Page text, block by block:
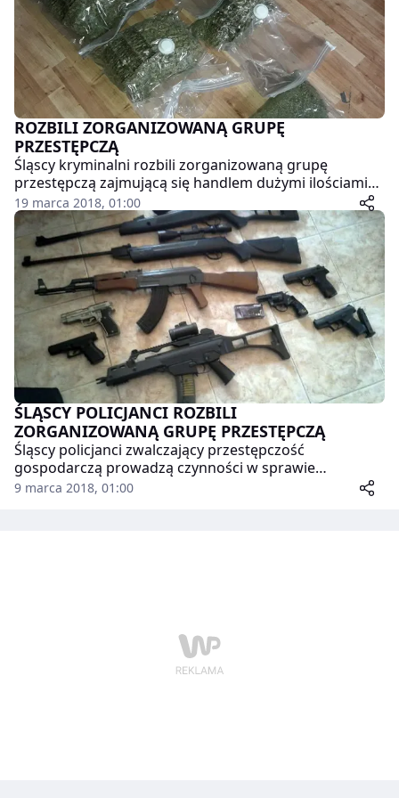
ROZBILI ZORGANIZOWANĄ GRUPĘ
PRZESTĘPCZĄ
Śląscy kryminalni rozbili zorganizowaną grupę
przestępczą zajmującą się handlem dużymi ilościami
narkotyków na terenie województwa śląskiego.
Dziewięciu zatrzymanych usłyszało 237 zarzutów m.in.
wprowadzenia na czarny rynek ponad 100 kg
narkotyków, wartych około 4 mln złotych. Sześciu z
podejrzanych, zostało już tymczasowo aresztowanych.
Grozi im do 12 lat więzienia.
19 marca 2018, 01:00
ŚLĄSCY POLICJANCI ROZBILI
ZORGANIZOWANĄ GRUPĘ PRZESTĘPCZĄ
Śląscy policjanci zwalczający przestępczość
gospodarczą prowadzą czynności w sprawie
zorganizowanej grupy przestępczej. Jej członkowie
9 marca 2018, 01:00